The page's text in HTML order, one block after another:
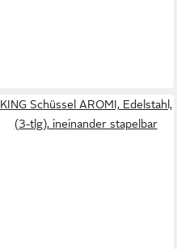
KING Schüssel AROMI, Edelstahl,
(3-tlg), ineinander stapelbar